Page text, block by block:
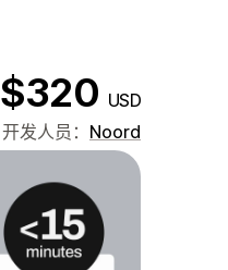
$320 USD
开发人员： Noord